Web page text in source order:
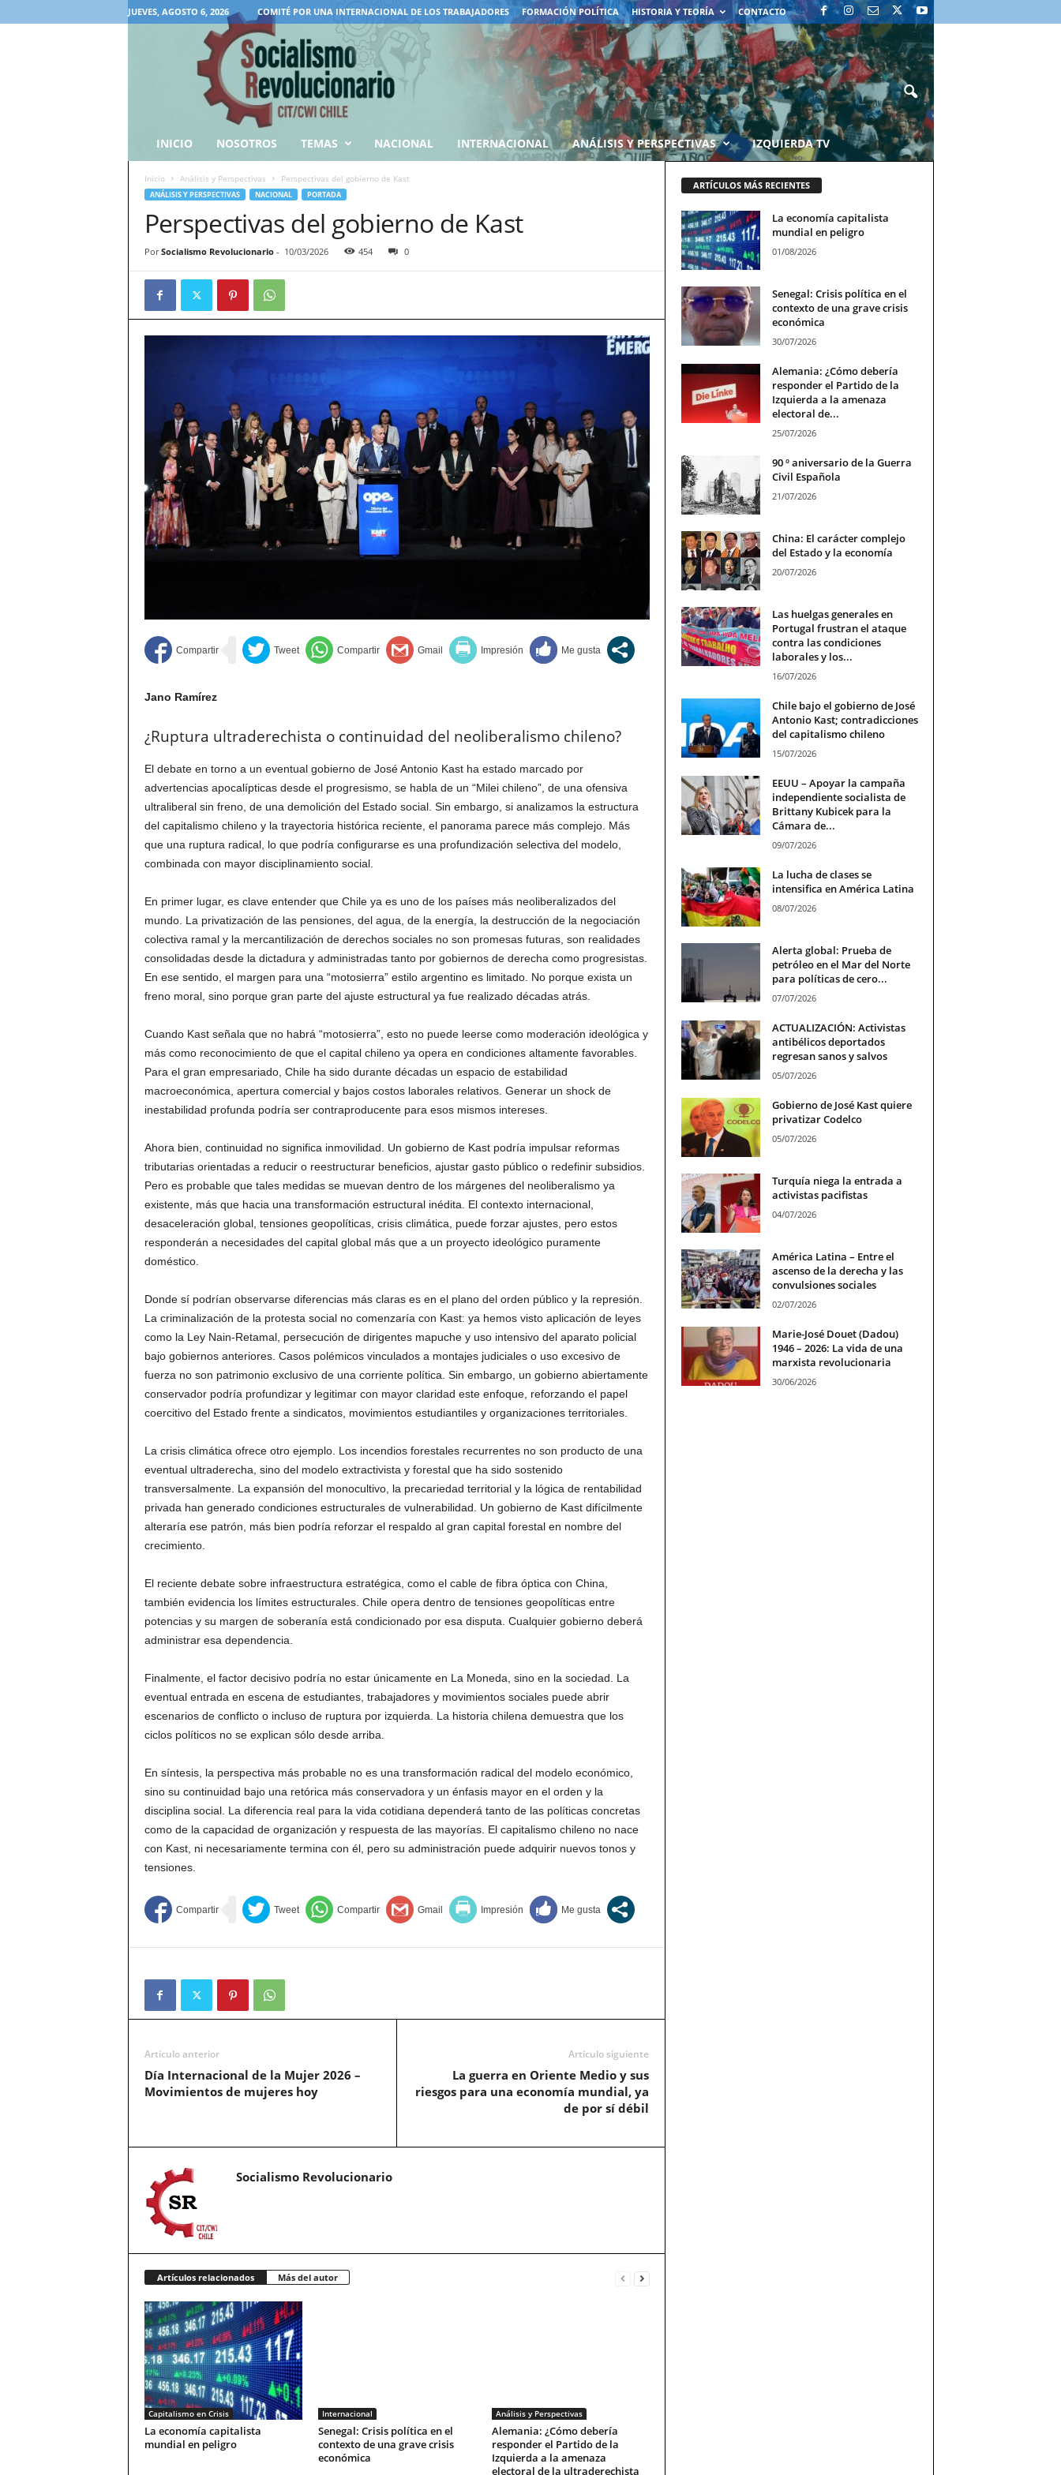
JUEVES, AGOSTO 6, 2026 COMITÉ POR UNA INTERNACIONAL DE LOS TRABAJADORES FORMACIÓN POLÍTICA HISTORIA Y TEORÍA CONTACTO
INICIO NOSOTROS TEMAS NACIONAL INTERNACIONAL ANÁLISIS Y PERSPECTIVAS IZQUIERDA TV
Inicio Análisis y Perspectivas Perspectivas del gobierno de Kast
ANÁLISIS Y PERSPECTIVAS NACIONAL PORTADA
Perspectivas del gobierno de Kast
Por Socialismo Revolucionario- 10/03/2026 454 0
Jano Ramírez
¿Ruptura ultraderechista o continuidad del neoliberalismo chileno?
El debate en torno a un eventual gobierno de José Antonio Kast ha estado marcado por
advertencias apocalípticas desde el progresismo, se habla de un “Milei chileno”, de una ofensiva
ultraliberal sin freno, de una demolición del Estado social. Sin embargo, si analizamos la estructura
del capitalismo chileno y la trayectoria histórica reciente, el panorama parece más complejo. Más
que una ruptura radical, lo que podría configurarse es una profundización selectiva del modelo,
combinada con mayor disciplinamiento social.
En primer lugar, es clave entender que Chile ya es uno de los países más neoliberalizados del
mundo. La privatización de las pensiones, del agua, de la energía, la destrucción de la negociación
colectiva ramal y la mercantilización de derechos sociales no son promesas futuras, son realidades
consolidadas desde la dictadura y administradas tanto por gobiernos de derecha como progresistas.
En ese sentido, el margen para una “motosierra” estilo argentino es limitado. No porque exista un
freno moral, sino porque gran parte del ajuste estructural ya fue realizado décadas atrás.
Cuando Kast señala que no habrá “motosierra”, esto no puede leerse como moderación ideológica y
más como reconocimiento de que el capital chileno ya opera en condiciones altamente favorables.
Para el gran empresariado, Chile ha sido durante décadas un espacio de estabilidad
macroeconómica, apertura comercial y bajos costos laborales relativos. Generar un shock de
inestabilidad profunda podría ser contraproducente para esos mismos intereses.
Ahora bien, continuidad no significa inmovilidad. Un gobierno de Kast podría impulsar reformas
tributarias orientadas a reducir o reestructurar beneficios, ajustar gasto público o redefinir subsidios.
Pero es probable que tales medidas se muevan dentro de los márgenes del neoliberalismo ya
existente, más que hacia una transformación estructural inédita. El contexto internacional,
desaceleración global, tensiones geopolíticas, crisis climática, puede forzar ajustes, pero estos
responderán a necesidades del capital global más que a un proyecto ideológico puramente
doméstico.
Donde sí podrían observarse diferencias más claras es en el plano del orden público y la represión.
La criminalización de la protesta social no comenzaría con Kast: ya hemos visto aplicación de leyes
como la Ley Nain-Retamal, persecución de dirigentes mapuche y uso intensivo del aparato policial
bajo gobiernos anteriores. Casos polémicos vinculados a montajes judiciales o uso excesivo de
fuerza no son patrimonio exclusivo de una corriente política. Sin embargo, un gobierno abiertamente
conservador podría profundizar y legitimar con mayor claridad este enfoque, reforzando el papel
coercitivo del Estado frente a sindicatos, movimientos estudiantiles y organizaciones territoriales.
La crisis climática ofrece otro ejemplo. Los incendios forestales recurrentes no son producto de una
eventual ultraderecha, sino del modelo extractivista y forestal que ha sido sostenido
transversalmente. La expansión del monocultivo, la precariedad territorial y la lógica de rentabilidad
privada han generado condiciones estructurales de vulnerabilidad. Un gobierno de Kast difícilmente
alteraría ese patrón, más bien podría reforzar el respaldo al gran capital forestal en nombre del
crecimiento.
El reciente debate sobre infraestructura estratégica, como el cable de fibra óptica con China,
también evidencia los límites estructurales. Chile opera dentro de tensiones geopolíticas entre
potencias y su margen de soberanía está condicionado por esa disputa. Cualquier gobierno deberá
administrar esa dependencia.
Finalmente, el factor decisivo podría no estar únicamente en La Moneda, sino en la sociedad. La
eventual entrada en escena de estudiantes, trabajadores y movimientos sociales puede abrir
escenarios de conflicto o incluso de ruptura por izquierda. La historia chilena demuestra que los
ciclos políticos no se explican sólo desde arriba.
En síntesis, la perspectiva más probable no es una transformación radical del modelo económico,
sino su continuidad bajo una retórica más conservadora y un énfasis mayor en el orden y la
disciplina social. La diferencia real para la vida cotidiana dependerá tanto de las políticas concretas
como de la capacidad de organización y respuesta de las mayorías. El capitalismo chileno no nace
con Kast, ni necesariamente termina con él, pero su administración puede adquirir nuevos tonos y
tensiones.
Artículo anterior
Día Internacional de la Mujer 2026 –
Movimientos de mujeres hoy
Artículo siguiente
La guerra en Oriente Medio y sus
riesgos para una economía mundial, ya
de por sí débil
Socialismo Revolucionario
Artículos relacionados Más del autor
Capitalismo en Crisis
La economía capitalista
mundial en peligro
Internacional
Senegal: Crisis política en el
contexto de una grave crisis
económica
Análisis y Perspectivas
Alemania: ¿Cómo debería
responder el Partido de la
Izquierda a la amenaza
electoral de la ultraderechista
ARTÍCULOS MÁS RECIENTES
La economía capitalista
mundial en peligro
01/08/2026
Senegal: Crisis política en el
contexto de una grave crisis
económica
30/07/2026
Alemania: ¿Cómo debería
responder el Partido de la
Izquierda a la amenaza
electoral de...
25/07/2026
90 º aniversario de la Guerra
Civil Española
21/07/2026
China: El carácter complejo
del Estado y la economía
20/07/2026
Las huelgas generales en
Portugal frustran el ataque
contra las condiciones
laborales y los...
16/07/2026
Chile bajo el gobierno de José
Antonio Kast; contradicciones
del capitalismo chileno
15/07/2026
EEUU – Apoyar la campaña
independiente socialista de
Brittany Kubicek para la
Cámara de...
09/07/2026
La lucha de clases se
intensifica en América Latina
08/07/2026
Alerta global: Prueba de
petróleo en el Mar del Norte
para políticas de cero...
07/07/2026
ACTUALIZACIÓN: Activistas
antibélicos deportados
regresan sanos y salvos
05/07/2026
Gobierno de José Kast quiere
privatizar Codelco
05/07/2026
Turquía niega la entrada a
activistas pacifistas
04/07/2026
América Latina – Entre el
ascenso de la derecha y las
convulsiones sociales
02/07/2026
Marie-José Douet (Dadou)
1946 – 2026: La vida de una
marxista revolucionaria
30/06/2026